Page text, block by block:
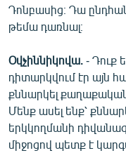
Դոնբասից։ Դա
թեմա դառնալ։
Օվչիննիկովա. - Դուք
դիտարկվում էր այն
քննարկել
Մենք ասել ենք՝
երկկողմանի
միջոցով պետք է